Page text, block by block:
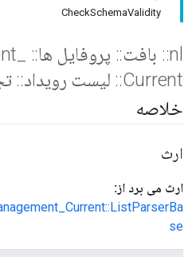
CheckSchemaValidity
nl
:: بافت:: پروفایل ها::
Current
:: لیست رویداد::
خلاصه
ارث
ارث می برد از:
se